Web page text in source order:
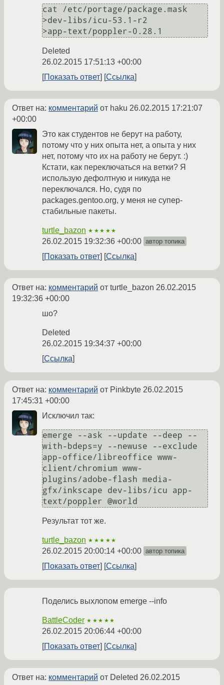
cat /etc/portage/package.mask
>dev-libs/icu-53.1-r2
Deleted
26.02.2015 17:51:13 +00:00
Показать ответ
Ссылка
Ответ на: комментарий от haku 26.02.2015 17:21:07
+00:00
Это как студентов не берут на работу,
потому что у них опыта нет, а опыта у них
нет, потому что их на работу не берут. :)
Кстати, как переключаться на ветки? Я
использую дефолтную и никуда не
переключался. Но, судя по
packages.gentoo.org, у меня не супер-
стабильные пакеты.
turtle_bazon ★★★★★
26.02.2015 19:32:36 +00:00 автор топика
Показать ответ Ссылка
Ответ на: комментарий от turtle_bazon 26.02.2015
19:32:36 +00:00
шо?
Deleted
26.02.2015 19:34:37 +00:00
Ссылка
Ответ на: комментарий от Pinkbyte 26.02.2015
17:45:31 +00:00
Исключил так:
emerge --ask --update --deep --
with-bdeps=y --newuse --exclude
app-office/libreoffice www-
client/chromium www-
plugins/adobe-flash media-
gfx/inkscape dev-libs/icu app-
Результат тот же.
turtle_bazon ★★★★★
26.02.2015 20:00:14 +00:00 автор топика
Показать ответ Ссылка
Поделись выхлопом emerge --info
BattleCoder ★★★★★
26.02.2015 20:06:44 +00:00
Показать ответ
Ссылка
Ответ на: комментарий от Deleted 26.02.2015